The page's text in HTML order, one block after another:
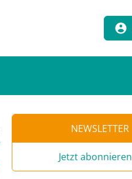
NEWSLETTER
Jetzt abonnieren